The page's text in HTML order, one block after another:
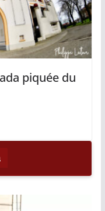
piquée du